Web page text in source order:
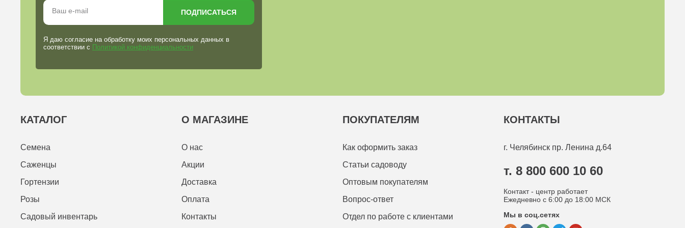
Я даю согласие на обработку моих персональных данных в
соответствии с Политикой конфиденциальности
ПОДПИСАТЬСЯ
КАТАЛОГ
Семена
Саженцы
Гортензии
Розы
Садовый инвентарь
О МАГАЗИНЕ
О нас
Акции
Доставка
Оплата
Контакты
ПОКУПАТЕЛЯМ
Как оформить заказ
Статьи садоводу
Оптовым покупателям
Вопрос-ответ
Отдел по работе с клиентами
КОНТАКТЫ
г. Челябинск пр. Ленина д.64
т. 8 800 600 10 60
Контакт - центр работает
Ежедневно с 6:00 до 18:00 МСК
Мы в соц.сетях